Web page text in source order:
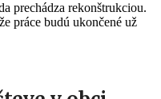
prechádza rekonštrukciou.
práce budú ukončené už